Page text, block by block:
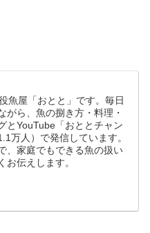
魚屋「おとと」です。毎日
がら、魚の捌き方・料理・
とYouTube「おととチャン
万人）で発信しています。
、家庭でもできる魚の扱い
お伝えします。